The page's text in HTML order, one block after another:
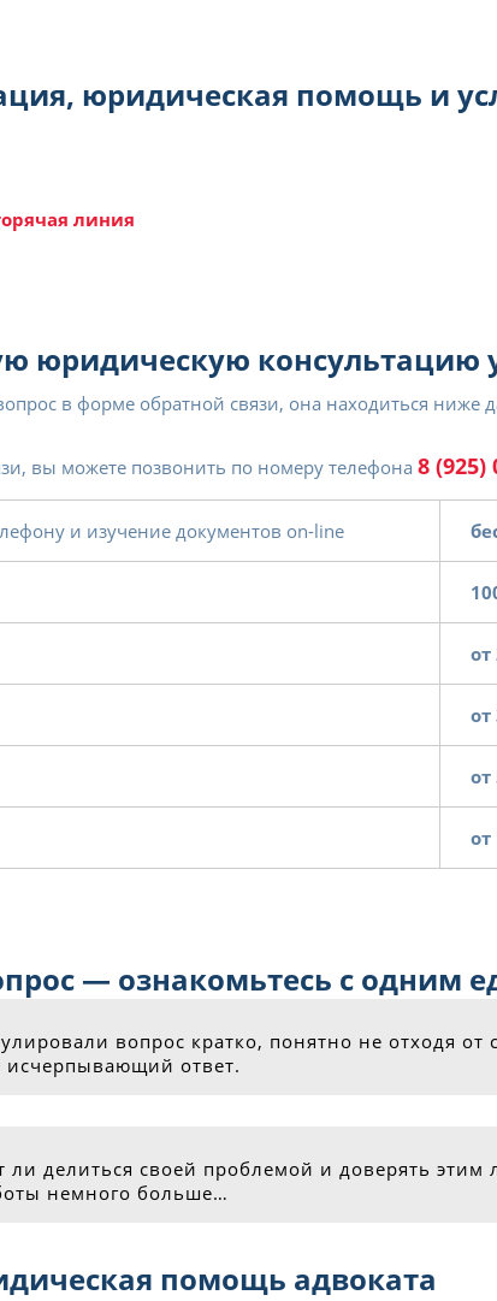
юридическая помощь и
линия
юридическую консультацию
в форме обратной связи, она находиться ниже
вы можете позвонить по номеру телефона 8 (925)
и изучение документов on-line
от
от
от
от
— ознакомьтесь с одним
вопрос кратко, понятно не отходя
исчерпывающий ответ.
ли делиться своей проблемой и доверять
немного больше…
помощь адвоката